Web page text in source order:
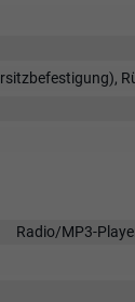
Radio/MP3-